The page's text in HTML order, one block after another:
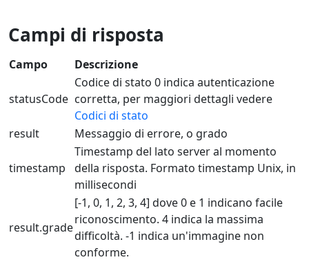
Campi di risposta
Campo Descrizione
statusCode
Codice di stato 0 indica autenticazione
corretta, per maggiori dettagli vedere
Codici di stato
result
Messaggio di errore, o grado
timestamp
Timestamp del lato server al momento
della risposta. Formato timestamp Unix, in
millisecondi
result.grade
[-1, 0, 1, 2, 3, 4] dove 0 e 1 indicano facile
riconoscimento. 4 indica la massima
difficoltà. -1 indica un'immagine non
conforme.